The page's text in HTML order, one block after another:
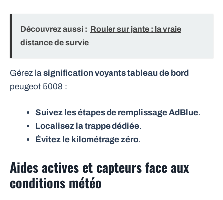
Découvrez aussi : Rouler sur jante : la vraie
distance de survie
Gérez la signification voyants tableau de bord
peugeot 5008 :
Suivez les étapes de remplissage AdBlue.
Localisez la trappe dédiée.
Évitez le kilométrage zéro.
Aides actives et capteurs face aux
conditions météo